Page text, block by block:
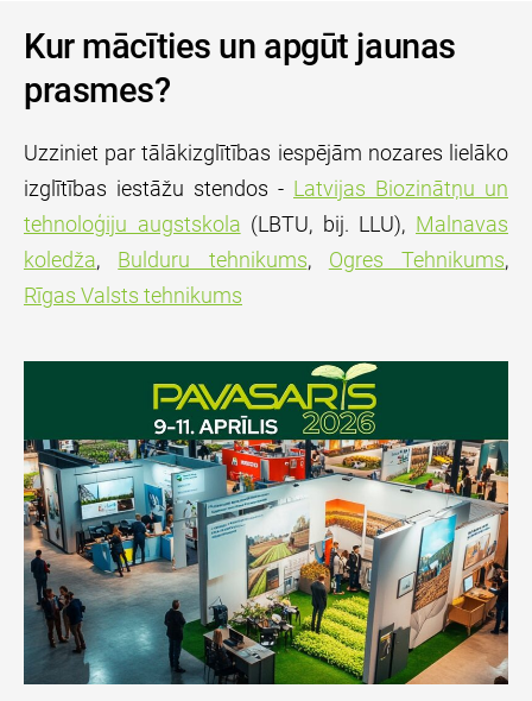
Kur mācīties un apgūt jaunas
prasmes?
Uzziniet par tālākizglītības iespējām nozares lielāko
izglītības iestāžu stendos - Latvijas Biozinātņu un
tehnoloģiju augstskola (LBTU, bij. LLU), Malnavas
koledža, Bulduru tehnikums, Ogres Tehnikums,
Rīgas Valsts tehnikums